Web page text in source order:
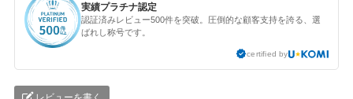
実績プラチナ認定
認証済みレビュー500件を突破。圧倒的な顧客支持を誇る、選
ばれし称号です。
certified by